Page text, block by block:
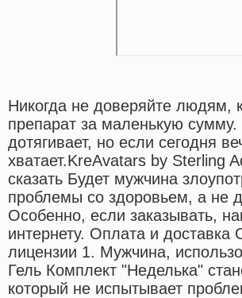
Никогда не доверяйте людям,
препарат за маленькую
дотягивает, но если сегодня
хватает.KreAvatars by Sterling
сказать Будет мужчина
проблемы со здоровьем, а не
Особенно, если заказывать,
интернету. Оплата и
лицензии 1. Мужчина,
Гель Комплект "Неделька"
который не испытывает